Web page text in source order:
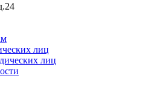
лиц
лиц